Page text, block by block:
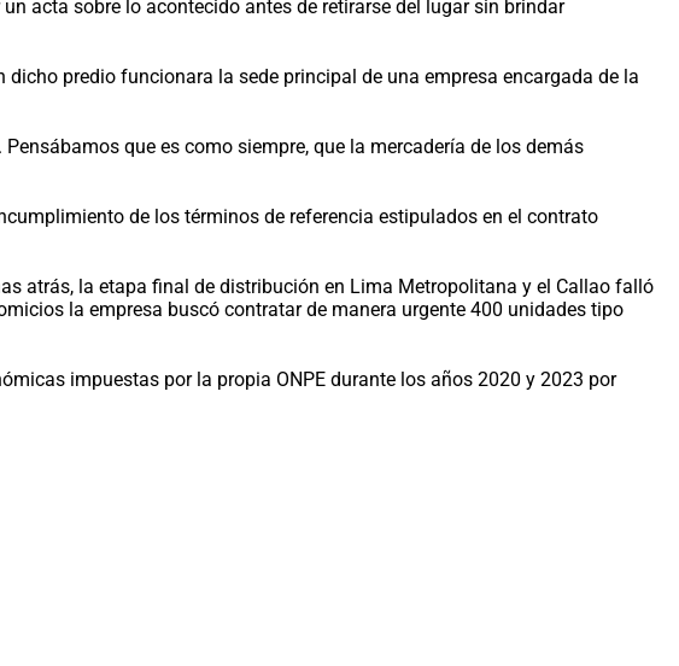
acta sobre lo acontecido antes de retirarse del lugar sin brindar
predio funcionara la sede principal de una empresa encargada de la
que es como siempre, que la mercadería de los demás
de los términos de referencia estipulados en el contrato
atrás, la etapa final de distribución en Lima Metropolitana y el Callao falló
la empresa buscó contratar de manera urgente 400 unidades tipo
impuestas por la propia ONPE durante los años 2020 y 2023 por